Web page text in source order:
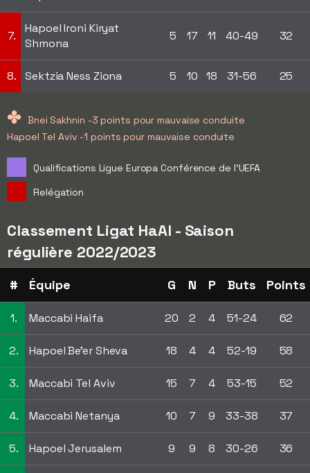
7.
Hapoel Ironi Kiryat
Shmona
5 17 11 40-49 32
8. Sektzia Ness Ziona 5 10 18 31-56 25
✤ Bnei Sakhnin -3 points pour mauvaise conduite
Hapoel Tel Aviv -1 points pour mauvaise conduite
Qualifications Ligue Europa Conférence de l'UEFA
Relégation
Classement Ligat HaAl - Saison
régulière 2022/2023
# Équipe G N P Buts Points
1. Maccabi Haifa 20 2 4 51-24 62
2. Hapoel Be'er Sheva 18 4 4 52-19 58
3. Maccabi Tel Aviv 15 7 4 53-15 52
4. Maccabi Netanya 10 7 9 33-38 37
5. Hapoel Jerusalem 9 9 8 30-26 36